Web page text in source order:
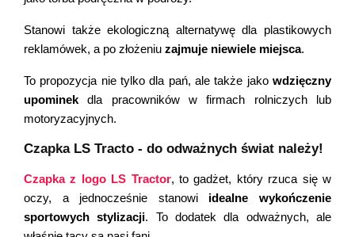
Stanowi także ekologiczną alternatywę dla plastikowych
reklamówek, a po złożeniu zajmuje niewiele miejsca.
To propozycja nie tylko dla pań, ale także jako wdzięczny
upominek dla pracowników w firmach rolniczych lub
motoryzacyjnych.
Czapka LS Tracto - do odważnych świat należy!
Czapka z logo LS Tractor, to gadżet, który rzuca się w
oczy, a jednocześnie stanowi idealne wykończenie
sportowych stylizacji. To dodatek dla odważnych, ale